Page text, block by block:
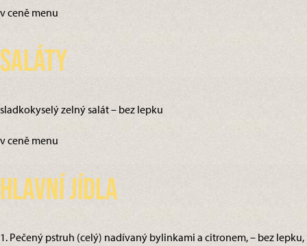
v ceně menu
Saláty
sladkokyselý zelný salát – bez lepku
v ceně menu
Hlavní jídla
1. Pečený pstruh (celý) nadívaný bylinkami a citronem, – bez lepku,